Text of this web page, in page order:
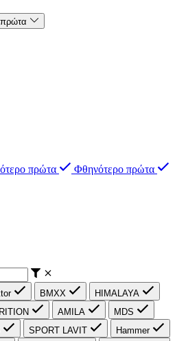
πρώτα
πρώτα
Φθηνότερο πρώτα
BMXX
HIMALAYA
AMILA
MDS
SPORT LAVIT Hammer